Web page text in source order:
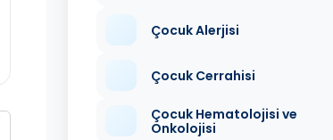
Çocuk Alerjisi
Çocuk Cerrahisi
Çocuk Hematolojisi ve
Onkolojisi